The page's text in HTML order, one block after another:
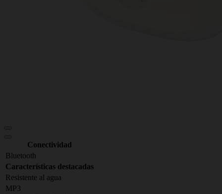
Conectividad
Bluetooth
Características destacadas
Resistente al agua
MP3